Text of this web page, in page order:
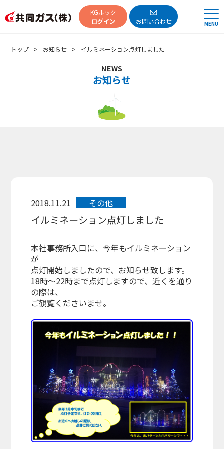
共同ガスKGルック
ログイン
お問い合わせ MENU
トップ お知らせ イルミネーション点灯しました
NEWS
お知らせ
2018.11.21 その他
イルミネーション点灯しました
本社事務所入口に、今年もイルミネーション
が
点灯開始しましたので、お知らせ致します。
18時～22時まで点灯しますので、近くを通り
の際は、
ご観覧くださいませ。